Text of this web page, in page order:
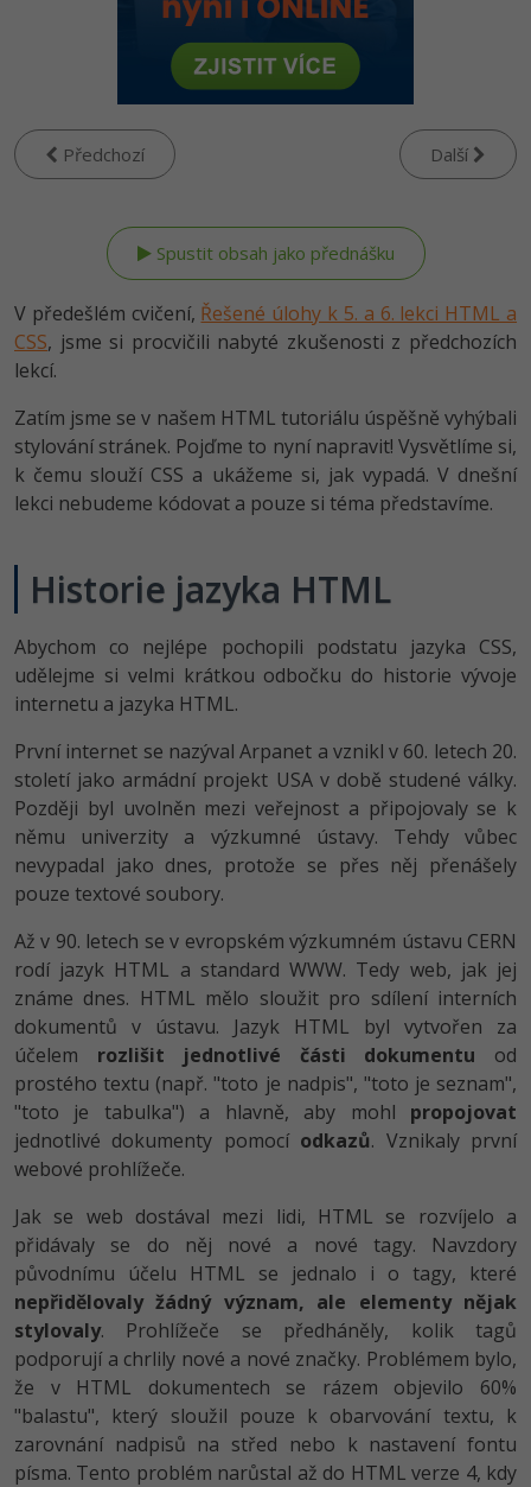
HTML5, CSS3, Bootstrap, SEO
SQL a databáze
Testování a verzování
React
Spring
Django
Best practices
JavaScript
Python
UML a návrhové vzory
MySQL/MariaDB
SQLite
Vývojář mobilních aplikací
Specialista na AI a bigdata
C# Game developer
Webdesigner
Tester
Grafik / UX/UI návrhář
3D grafik
Projektový manažer
Databázový analytik
Copywriter
SEO specialista
Python -80%
JavaScript -80%
PHP
-80%
Swift -80%
C -80%
VB.NET
SQL
-80%
Algoritmy
Umělá inteligence (AI)
Pro děti
Více
Fórum
Digitální gramotnost
Marketing -30%
WordPress
-30%
UX
Business
Kryptoměny -25%
Copywriting -30%
MS Office -80%
Time management
Windows
Linux
Sítě
Kybernetická bezpečnost
Elektronický podpis
Photoshop -80%
Adobe Illustrator -80%
Adobe Lightroom
Adobe InDesign -25%
Adobe After Effects
-80%
Inkscape
Fotografování -80%
Ostatní
Fórum
Příběhy absolventů
Blog
Kariéra
Pro firmy
Předchozí Další
V předešlém cvičení, Řešené úlohy k 5. a 6. lekci HTML a
CSS, jsme si procvičili nabyté zkušenosti z předchozích
lekcí.
Zatím jsme se v našem HTML tutoriálu úspěšně vyhýbali
stylování stránek. Pojďme to nyní napravit! Vysvětlíme si,
k čemu slouží CSS a ukážeme si, jak vypadá. V dnešní
lekci nebudeme kódovat a pouze si téma představíme.
Historie jazyka HTML
Abychom co nejlépe pochopili podstatu jazyka CSS,
udělejme si velmi krátkou odbočku do historie vývoje
internetu a jazyka HTML.
První internet se nazýval Arpanet a vznikl v 60. letech 20.
století jako armádní projekt USA v době studené války.
Později byl uvolněn mezi veřejnost a připojovaly se k
němu univerzity a výzkumné ústavy. Tehdy vůbec
nevypadal jako dnes, protože se přes něj přenášely
pouze textové soubory.
Až v 90. letech se v evropském výzkumném ústavu CERN
rodí jazyk HTML a standard WWW. Tedy web, jak jej
známe dnes. HTML mělo sloužit pro sdílení interních
dokumentů v ústavu. Jazyk HTML byl vytvořen za
účelem rozlišit jednotlivé části dokumentu od
prostého textu (např. "toto je nadpis", "toto je seznam",
"toto je tabulka") a hlavně, aby mohl propojovat
jednotlivé dokumenty pomocí odkazů. Vznikaly první
webové prohlížeče.
Jak se web dostával mezi lidi, HTML se rozvíjelo a
přidávaly se do něj nové a nové tagy. Navzdory
původnímu účelu HTML se jednalo i o tagy, které
nepřidělovaly žádný význam, ale elementy nějak
stylovaly. Prohlížeče se předháněly, kolik tagů
podporují a chrlily nové a nové značky. Problémem bylo,
že v HTML dokumentech se rázem objevilo 60%
"balastu", který sloužil pouze k obarvování textu, k
zarovnání nadpisů na střed nebo k nastavení fontu
písma. Tento problém narůstal až do HTML verze 4, kdy